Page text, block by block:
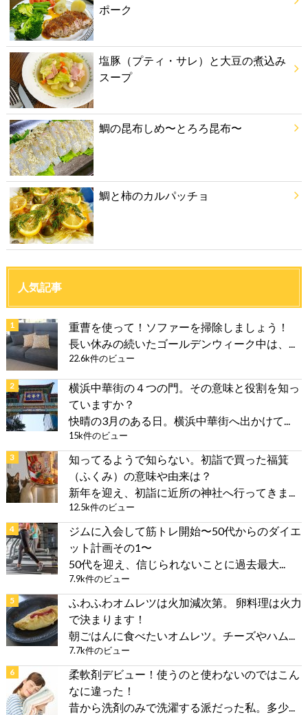
ポーク
塩豚（プティ・サレ）と大豆の煮込み
スープ
鯛の昆布しめ〜とろろ昆布〜
鯛と柿のカルパッチョ
人気記事
重曹を使って！ソファーを掃除しましょう！
長い休みの続いたゴールデンウィーク中は、...
22.6k件のビュー
横浜中華街の４つの門。その意味と役割を知っ
ていますか？
快晴の3月のある日。横浜中華街へ出かけて...
15k件のビュー
知ってるようで知らない。初詣で買った福箕
（ふくみ）の意味や由来は？
新年を迎え、初詣に近所の神社へ行ってきま...
12.5k件のビュー
ジムに入会して筋トレ開始〜50代からのダイエ
ット計画その1〜
50代を迎え、信じられないことに過去最大...
7.9k件のビュー
ふわふわオムレツは火加減次第。 卵料理は火力
で決まります！
朝ごはんに食べたいオムレツ。チーズやハム...
7.7k件のビュー
柔軟剤デビュー！使うのと使わないのではこん
なに違った！
昔から洗剤のみで洗濯する派だった私。多少...